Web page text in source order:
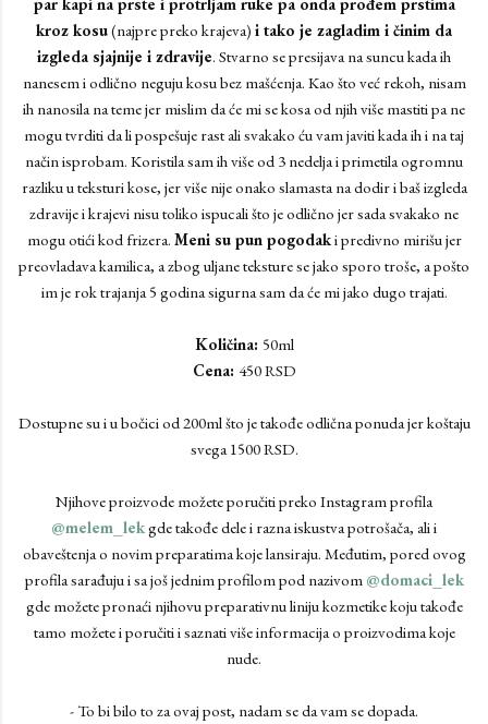
kroz kosu(najpre preko krajeva) i tako je zagladim i činim da
izgleda sjajnije i zdravije. Stvarno se presijava na suncu kada ih
nanesem i odlično neguju kosu bez mašćenja. Kao što već rekoh, nisam
ih nanosila na teme jer mislim da će mi se kosa od njih više mastiti pa ne
mogu tvrditi da li pospešuje rast ali svakako ću vam javiti kada ih i na taj
način isprobam. Koristila sam ih više od 3 nedelja i primetila ogromnu
razliku u teksturi kose, jer više nije onako slamasta na dodir i baš izgleda
zdravije i krajevi nisu toliko ispucali što je odlično jer sada svakako ne
mogu otići kod frizera. Meni su pun pogodaki predivno mirišu jer
preovladava kamilica, a zbog uljane teksture se jako sporo troše, a pošto
im je rok trajanja 5 godina sigurna sam da će mi jako dugo trajati.
Količina: 50ml
Cena: 450 RSD
Dostupne su i u bočici od 200ml što je takođe odlična ponuda jer koštaju
svega 1500 RSD.
Njihove proizvode možete poručiti preko Instagram profila
@melem_lekgde takođe dele i razna iskustva potrošača, ali i
obaveštenja o novim preparatima koje lansiraju. Međutim, pored ovog
profila sarađuju i sa još jednim profilom pod nazivom @domaci_lek
gde možete pronaći njihovu preparativnu liniju kozmetike koju takođe
tamo možete i poručiti i saznati više informacija o proizvodima koje
nude.
- To bi bilo to za ovaj post, nadam se da vam se dopada.